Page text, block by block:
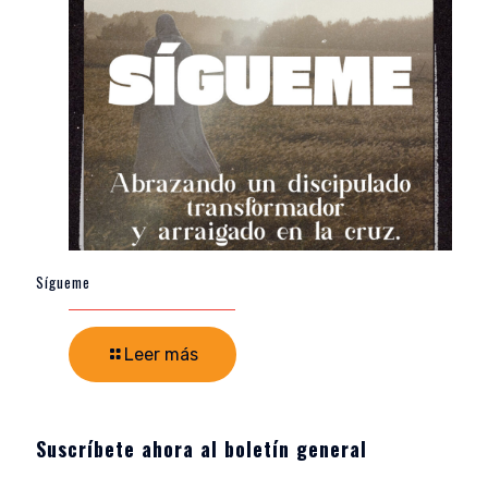
Sígueme
Leer más
Suscríbete ahora al boletín general